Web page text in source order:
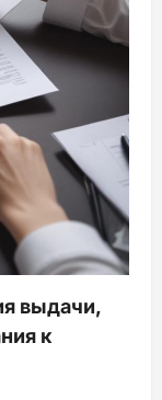
выдачи,
к